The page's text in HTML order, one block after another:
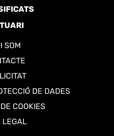
SOM
DE DADES
COOKIES
LEGAL